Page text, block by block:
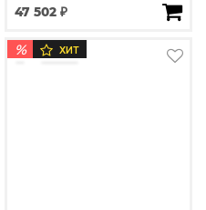
47 502 ₽
% ХИТ